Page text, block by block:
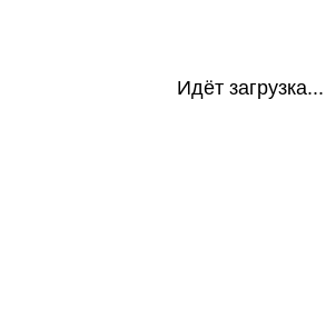
Идёт загрузка...